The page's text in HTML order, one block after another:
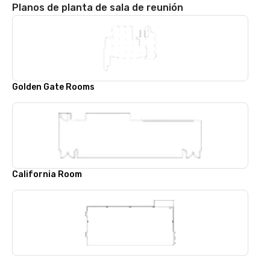
Planos de planta de sala de reunión
Golden Gate Rooms
California Room